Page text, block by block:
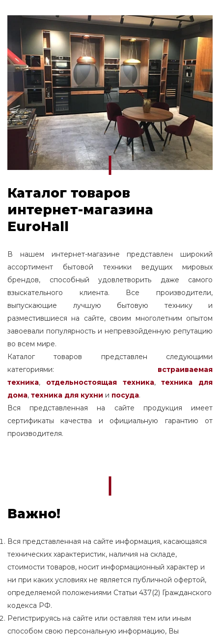
Каталог товаров
интернет-магазина
EuroHall
В нашем интернет-магазине представлен широкий
ассортимент бытовой техники ведущих мировых
брендов, способный удовлетворить даже самого
взыскательного клиента. Все производители,
выпускающие лучшую бытовую технику и
разместившиеся на сайте, своим многолетним опытом
завоевали популярность и непревзойденную репутацию
во всем мире.
Каталог товаров представлен следующими
категориями: встраиваемая
техника, отдельностоящаятехника,
техника для
дома, техника для кухни и посуда.
Вся представленная на сайте продукция имеет
сертификаты качества и официальную гарантию от
производителя.
Важно!
Вся представленная на сайте информация, касающаяся
технических характеристик, наличия на складе,
стоимости товаров, носит информационный характер и
ни при каких условиях не является публичной офертой,
определяемой положениями Статьи 437(2) Гражданского
кодекса РФ.
Регистрируясь на сайте или оставляя тем или иным
способом свою персональную информацию, Вы